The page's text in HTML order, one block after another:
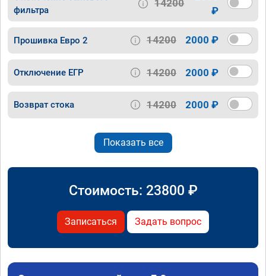
фильтра
14200
₽
Прошивка Евро 2 14200 2000 ₽
Отключение ЕГР 14200 2000 ₽
Возврат стока 14200 2000 ₽
Показать все
Стоимость: 23800 ₽
Записаться Задать вопрос